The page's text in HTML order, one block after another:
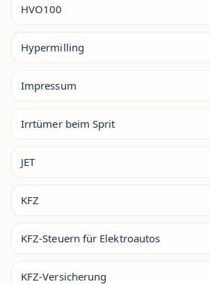
HVO100
Hypermilling
Impressum
Irrtümer beim Sprit
JET
KFZ
KFZ-Steuern für Elektroautos
KFZ-Versicherung